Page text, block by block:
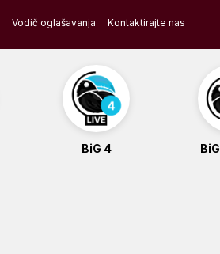
Vodič oglašavanja Kontaktirajte nas
BiG 4